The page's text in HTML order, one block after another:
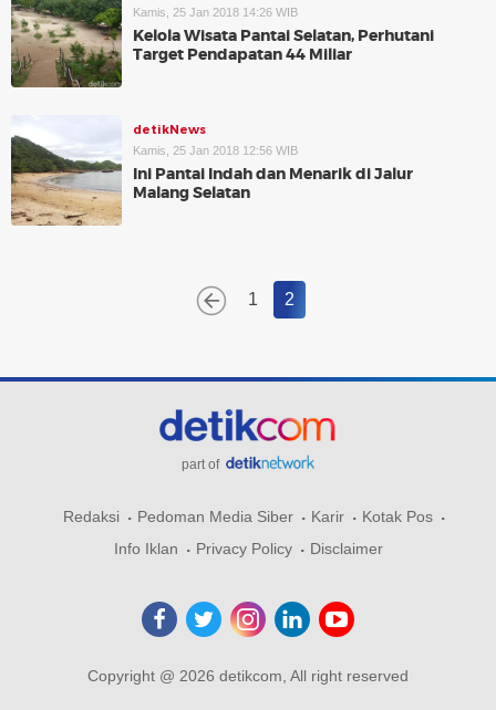
Kamis, 25 Jan 2018 14:26 WIB
Kelola Wisata Pantai Selatan, Perhutani
Target Pendapatan 44 Miliar
detikNews
Kamis, 25 Jan 2018 12:56 WIB
Ini Pantai Indah dan Menarik di Jalur
Malang Selatan
1 2
part of
Redaksi Pedoman Media Siber Karir
Kotak Pos
Info Iklan
Privacy Policy Disclaimer
Copyright @ 2026 detikcom, All right reserved